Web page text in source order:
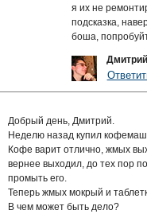
я их не
подсказка,
боша,
Дмитрий
Добрый день, Дмитрий.
Неделю назад купил
Кофе варит отлично, жмых
вернее выходил, до тех пор
промыть его.
Теперь жмых мокрый и
В чем может быть дело?